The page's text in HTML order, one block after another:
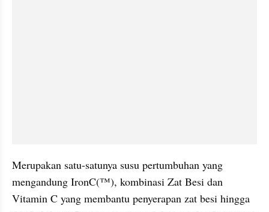
Merupakan satu-satunya susu pertumbuhan yang
mengandung IronC(™), kombinasi Zat Besi dan
Vitamin C yang membantu penyerapan zat besi hingga